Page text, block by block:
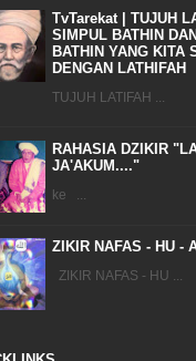
TvTarekat | TUJUH
SIMPUL BATHIN
BATHIN YANG KITA
DENGAN LATHIFAH
TUJUH LATIFAH ...
RAHASIA DZIKIR
JA'AKUM...."
ke ...
ZIKIR NAFAS - HU -
ZIKIR NAFAS - HU ...